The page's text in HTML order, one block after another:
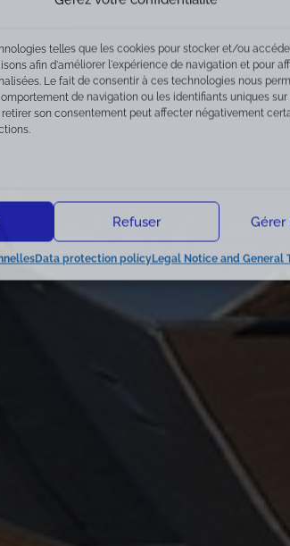
telles que les cookies pour stocker et/ou
afin d'améliorer l'expérience de navigation et pour
Le fait de consentir à ces technologies nous
de navigation ou les identifiants uniques
son consentement peut affecter négativement
Refuser Gérer
Data protection policyLegal Notice and General